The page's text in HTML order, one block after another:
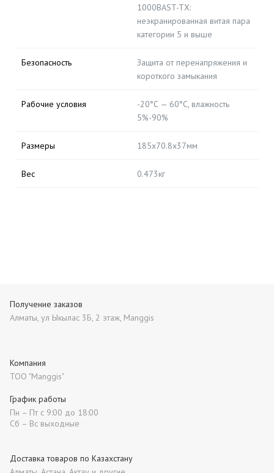
1000BAST-TX:
неэкранированная витая пара
категории 5 и выше
Безопасность
Защита от перенапряжения и
короткого замыкания
Рабочие условия
-20°С — 60°С, влажность
5%-90%
Размеры 185х70.8х37мм
Вес 0.473кг
Получение заказов
Алматы, ул Ыкылас 3Б, 2 этаж, Manggis
Компания
ТОО "Manggis"
Доставка товаров по Казахстану
График работы
Пн – Пт с 9:00 до 18:00
Сб – Вс выходные